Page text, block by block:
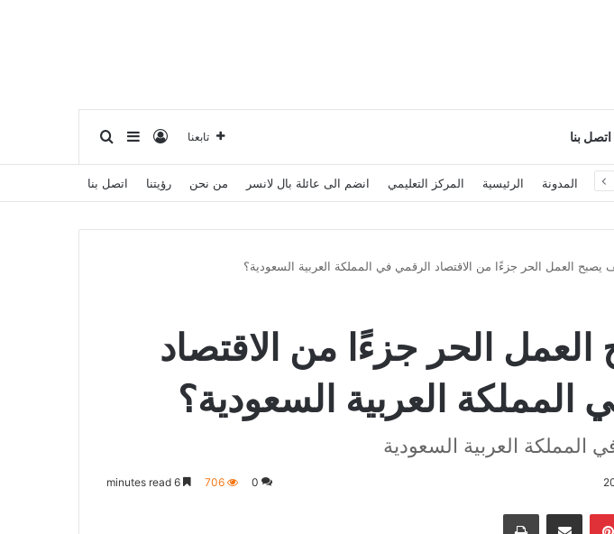
اتصل بنا تابعنا تسجيل الدخول
إضافة عمود جانبي
المدونة الرئيسية المركز التعليمي انضم الى عائلة بال لانسر من نحن رؤيتنا اتصل بنا
يصبح العمل الحر جزءًا من الاقتصاد الرقمي في المملكة العربية السعودية؟
الحر جزءًا من الاقتصاد
المملكة العربية السعودية؟
المملكة العربية السعودية
0
706
بينتيريست مشاركة بالاميل